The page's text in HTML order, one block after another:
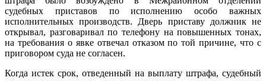
судебных приставов по исполнению особо важных
исполнительных производств. Дверь приставу должник не
открывал, разговаривал по телефону на повышенных тонах,
на требования о явке отвечал отказом по той причине, что с
приговором суда не согласен.
Когда истек срок, отведенный на выплату штрафа, судебный